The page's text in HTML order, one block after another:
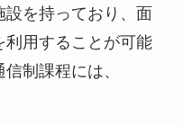
設を持っており、面
用することが可能
制課程には、